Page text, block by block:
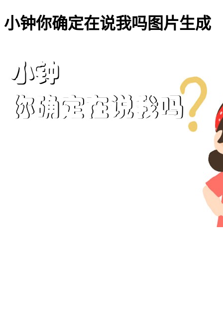
小钟你确定在说我吗图片生成